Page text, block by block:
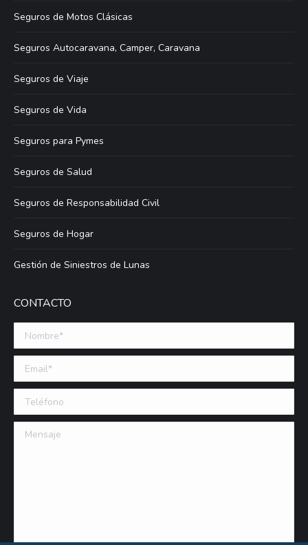
Seguros de Motos Clásicas
Seguros Autocaravana, Camper, Caravana
Seguros de Viaje
Seguros de Vida
Seguros para Pymes
Seguros de Salud
Seguros de Responsabilidad Civil
Seguros de Hogar
Gestión de Siniestros de Lunas
CONTACTO
Nombre *
Email (requerido)
Teléfono
Mensaje